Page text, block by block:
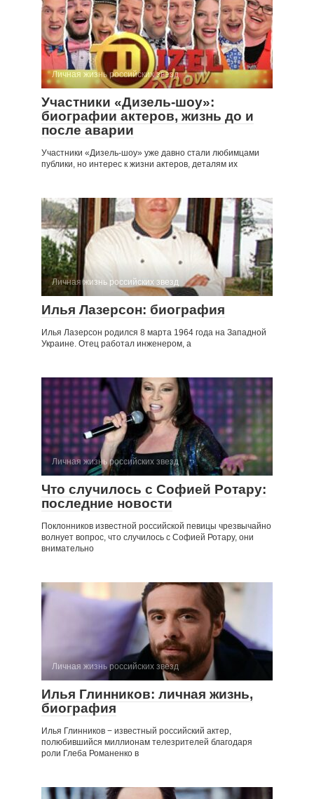
Личная жизнь российских звезд
Участники «Дизель-шоу»:
биографии актеров, жизнь до и
после аварии
Участники «Дизель-шоу» уже давно стали любимцами
публики, но интерес к жизни актеров, деталям их
Личная жизнь российских звезд
Илья Лазерсон: биография
Илья Лазерсон родился 8 марта 1964 года на Западной
Украине. Отец работал инженером, а
Личная жизнь российских звезд
Что случилось с Софией Ротару:
последние новости
Поклонников известной российской певицы чрезвычайно
волнует вопрос, что случилось с Софией Ротару, они
внимательно
Личная жизнь российских звезд
Илья Глинников: личная жизнь,
биография
Илья Глинников − известный российский актер,
полюбившийся миллионам телезрителей благодаря
роли Глеба Романенко в